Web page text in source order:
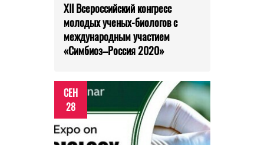
XII Всероссийский конгресс
молодых ученых-биологов с
международным участием
«Симбиоз–Россия 2020»
СЕН
28